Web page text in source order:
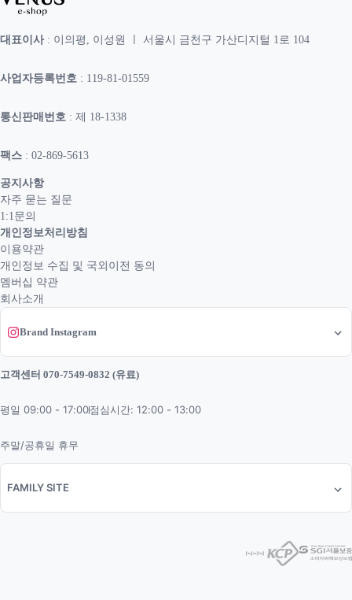
대표이사: 이의평, 이성원 ㅣ 서울시 금천구 가산디지털 1로 104
사업자등록번호 : 119-81-01559
통신판매번호 : 제 18-1338
팩스 : 02-869-5613
공지사항
자주 묻는 질문
1:1문의
개인정보처리방침
이용약관
개인정보 수집 및 국외이전 동의
멤버십 약관
회사소개
Brand Instagram
고객센터 070-7549-0832 (유료)
평일 09:00 - 17:00점심시간: 12:00 - 13:00
주말/공휴일 휴무
FAMILY SITE